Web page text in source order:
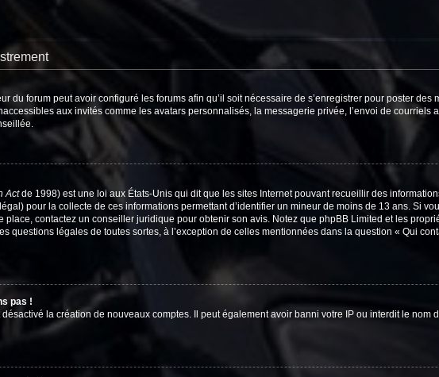
du forum peut avoir configuré les forums afin qu’il soit nécessaire de s’enregistrer pour poster
aux invités comme les avatars personnalisés, la messagerie privée, l’envoi de courriels
Actde 1998) est une loi aux États-Unis qui dit que les sites Internet pouvant recueillir des
pour la collecte de ces informations permettant d’identifier un mineur de moins de 13 ans. Si
place, contactez un conseiller juridique pour obtenir son avis. Notez que phpBB Limited et les
questions légales de toutes sortes, à l’exception de celles mentionnées dans la question « Qui
pas !
désactivé la création de nouveaux comptes. Il peut également avoir banni votre IP ou interdit le nom